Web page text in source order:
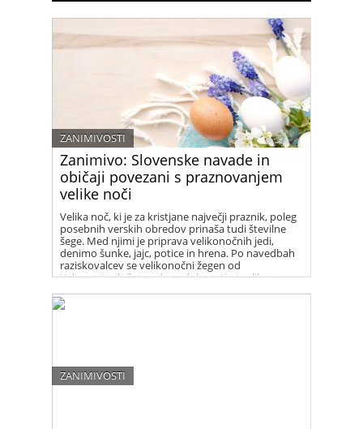
Zanimivo: Slovenske navade in
običaji povezani s praznovanjem
velike noči
ZANIMIVOSTI
Velika noč, ki je za kristjane največji praznik, poleg
posebnih verskih obredov prinaša tudi številne
šege. Med njimi je priprava velikonočnih jedi,
denimo šunke, jajc, potice in hrena. Po navedbah
raziskovalcev se velikonočni žegen od
Valvasorjevih časov do sodobnosti ni veliko
ZANIMIVOSTI